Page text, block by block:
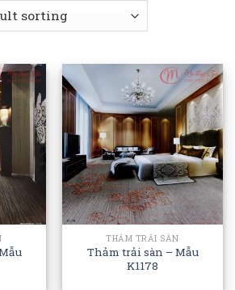
THẢM TRẢI SÀN
Thảm trải sàn – Mẫu
K1178